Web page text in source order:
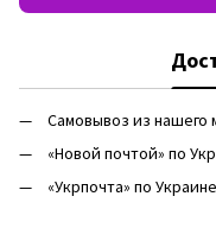
Самовывоз из нашего
«Новой почтой» по
«Укрпочта» по